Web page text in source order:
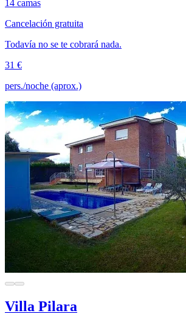
14 camas
Cancelación gratuita
Todavía no se te cobrará nada.
31 €
pers./noche (aprox.)
Villa Pilara